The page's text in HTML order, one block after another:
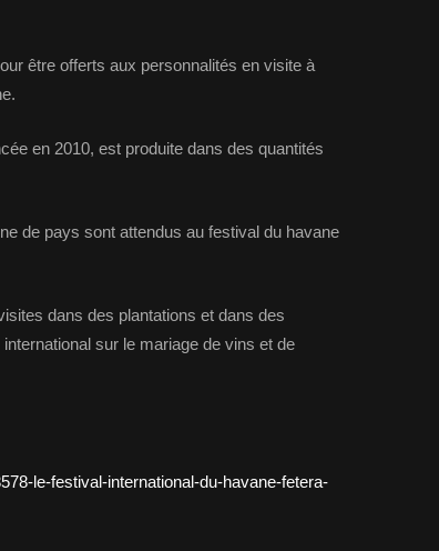
être offerts aux personnalités en visite à
en 2010, est produite dans des quantités
de pays sont attendus au festival du havane
dans des plantations et dans des
sur le mariage de vins et de
le-festival-international-du-havane-fetera-